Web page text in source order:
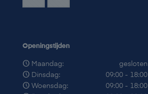
Openingstijden
Maandag:
gesloten
Dinsdag:
09:00 - 18:00
Woensdag:
09:00 - 18:00